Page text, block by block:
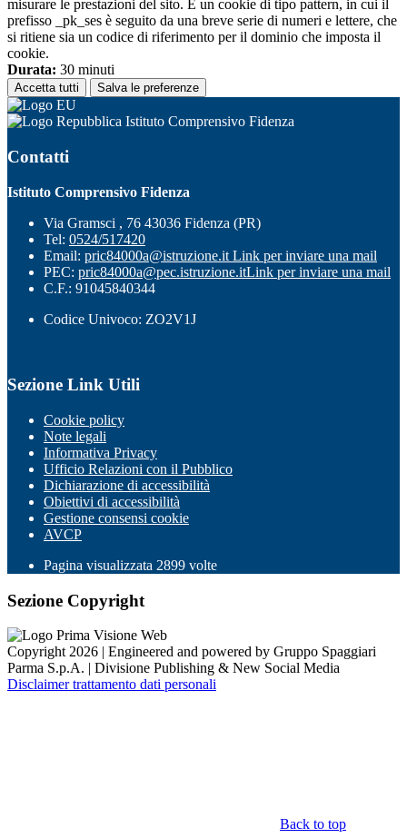
misurare le prestazioni del sito. È un cookie di tipo pattern, in cui il
prefisso _pk_ses è seguito da una breve serie di numeri e lettere, che
si ritiene sia un codice di riferimento per il dominio che imposta il
cookie.
Durata: 30 minuti
Accetta tutti Salva le preferenze
Istituto Comprensivo Fidenza
Contatti
Istituto Comprensivo Fidenza
Via Gramsci , 76 43036 Fidenza (PR)
Tel: 0524/517420
Email: pric84000a@istruzione.it Link per inviare una mail
PEC: pric84000a@pec.istruzione.itLink per inviare una mail
C.F.: 91045840344
Codice Univoco: ZO2V1J
Sezione Link Utili
Cookie policy
Note legali
Informativa Privacy
Ufficio Relazioni con il Pubblico
Dichiarazione di accessibilità
Obiettivi di accessibilità
Gestione consensi cookie
AVCP
Pagina visualizzata 2899 volte
Sezione Copyright
Copyright 2026 | Engineered and powered by Gruppo Spaggiari
Parma S.p.A. | Divisione Publishing & New Social Media
Disclaimer trattamento dati personali
Back to top